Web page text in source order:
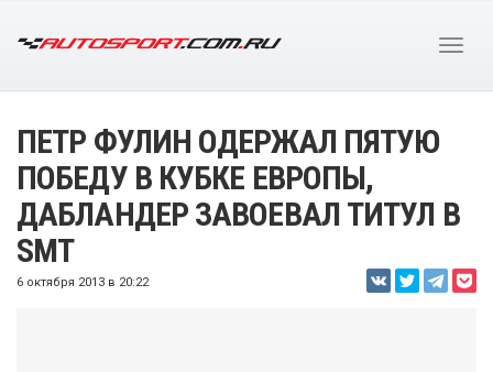
ПЕТР ФУЛИН ОДЕРЖАЛ ПЯТУЮ
ПОБЕДУ В КУБКЕ ЕВРОПЫ,
ДАБЛАНДЕР ЗАВОЕВАЛ ТИТУЛ В
SMT
6 октября 2013 в 20:22